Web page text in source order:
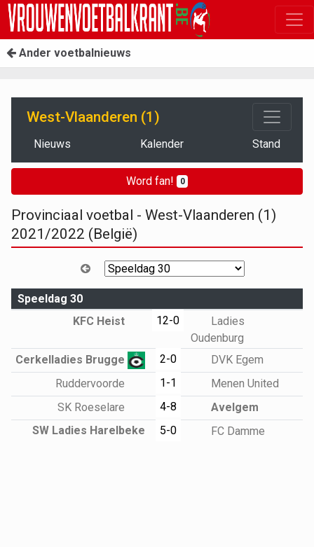
Ander voetbalnieuws
West-Vlaanderen (1)
Nieuws Kalender Stand
Word fan! 0
Provinciaal voetbal - West-Vlaanderen (1)
2021/2022 (België)
Speeldag 30
KFC Heist
12-0
Ladies
Oudenburg
Cerkelladies Brugge
2-0
DVK Egem
Ruddervoorde
1-1
Menen United
SK Roeselare
4-8
Avelgem
SW Ladies Harelbeke
5-0 FC Damme